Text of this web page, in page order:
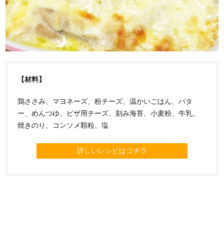
【材料】
鶏ささみ、マヨネーズ、粉チーズ、温かいごはん、バタ
ー、めんつゆ、ピザ用チーズ、刻み海苔、小麦粉、牛乳、
焼きのり、コンソメ顆粒、塩
詳しいレシピはコチラ